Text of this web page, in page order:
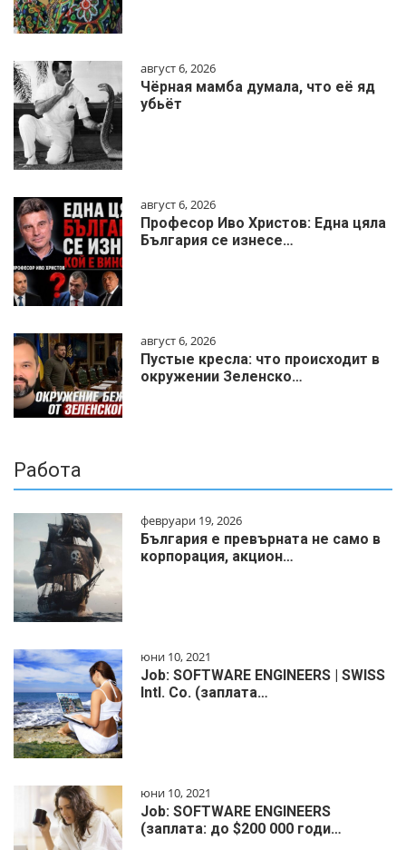
август 6, 2026
Чёрная мамба думала, что её яд
убьёт
август 6, 2026
Професор Иво Христов: Една цяла
България се изнесе…
август 6, 2026
Пустые кресла: что происходит в
окружении Зеленско…
Работа
февруари 19, 2026
България е превърната не само в
корпорация, акцион…
юни 10, 2021
Job: SOFTWARE ENGINEERS | SWISS
Intl. Co. (заплата…
юни 10, 2021
Job: SOFTWARE ENGINEERS
(заплата: до $200 000 годи…